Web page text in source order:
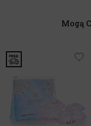
Mogą